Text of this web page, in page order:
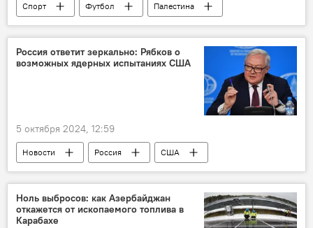
Спорт Футбол
Палестина
Газа
Израиль
Конфликт
палестино-израильский конфликт
Задержание
ФИФА
Россия ответит зеркально: Рябков о
возможных ядерных испытаниях США
5 октября 2024, 12:59
Новости Россия
США
Политика
МИД России
Сергей Рябков
Ядерные испытания
ДВЗЯИ
Ноль выбросов: как Азербайджан
откажется от ископаемого топлива в
Карабахе